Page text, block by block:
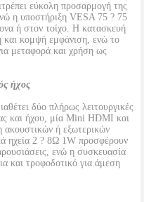
εύκολη προσαρμογή της
η υποστήριξη VESA 75 ? 75
ή στον τοίχο. Η κατασκευή
και κομψή εμφάνιση, ενώ το
μεταφορά και χρήση ως
ήχος
δύο πλήρως λειτουργικές
και ήχου, μία Mini HDMI και
ή εξωτερικών
ηχεία 2 ? 8Ω 1W προσφέρουν
ενώ η συσκευασία
και τροφοδοτικό για άμεση